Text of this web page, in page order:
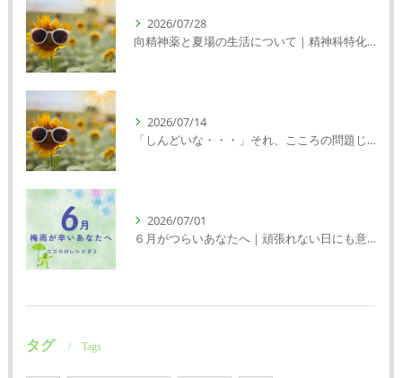
2026/07/28
向精神薬と夏場の生活について｜精神科特化訪問看護ミント【明石市・神戸市垂水区・神戸市西区】
2026/07/14
「しんどいな・・・」それ、こころの問題じゃないかもしれません｜精神科特化訪問看護ミント【明石市・神戸市西区・垂水区】
2026/07/01
６月がつらいあなたへ｜頑張れない日にも意味がある
タグ Tags